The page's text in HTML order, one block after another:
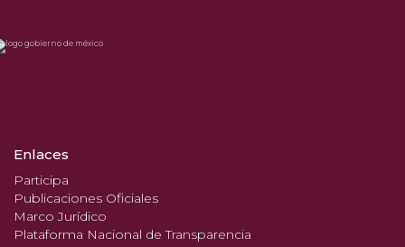
Enlaces
Participa
Publicaciones Oficiales
Marco Jurídico
Plataforma Nacional de Transparencia